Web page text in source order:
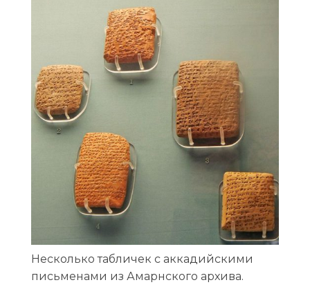
Несколько табличек с аккадийскими
письменами из Амарнского архива.